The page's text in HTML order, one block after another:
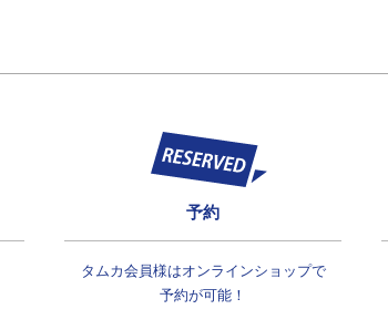
予約
タムカ会員様はオンラインショップで
予約が可能！